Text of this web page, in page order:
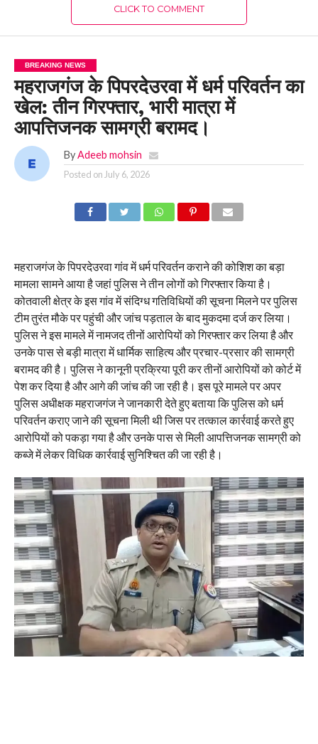
CLICK TO COMMENT
BREAKING NEWS
महराजगंज के पिपरदेउरवा में धर्म परिवर्तन का
खेल: तीन गिरफ्तार, भारी मात्रा में
आपत्तिजनक सामग्री बरामद।
By Adeeb mohsin
Posted on July 6, 2026
महराजगंज के पिपरदेउरवा गांव में धर्म परिवर्तन कराने की कोशिश का बड़ा
मामला सामने आया है जहां पुलिस ने तीन लोगों को गिरफ्तार किया है।
कोतवाली क्षेत्र के इस गांव में संदिग्ध गतिविधियों की सूचना मिलने पर पुलिस
टीम तुरंत मौके पर पहुंची और जांच पड़ताल के बाद मुकदमा दर्ज कर लिया।
पुलिस ने इस मामले में नामजद तीनों आरोपियों को गिरफ्तार कर लिया है और
उनके पास से बड़ी मात्रा में धार्मिक साहित्य और प्रचार-प्रसार की सामग्री
बरामद की है। पुलिस ने कानूनी प्रक्रिया पूरी कर तीनों आरोपियों को कोर्ट में
पेश कर दिया है और आगे की जांच की जा रही है। इस पूरे मामले पर अपर
पुलिस अधीक्षक महराजगंज ने जानकारी देते हुए बताया कि पुलिस को धर्म
परिवर्तन कराए जाने की सूचना मिली थी जिस पर तत्काल कार्रवाई करते हुए
आरोपियों को पकड़ा गया है और उनके पास से मिली आपत्तिजनक सामग्री को
कब्जे में लेकर विधिक कार्रवाई सुनिश्चित की जा रही है।